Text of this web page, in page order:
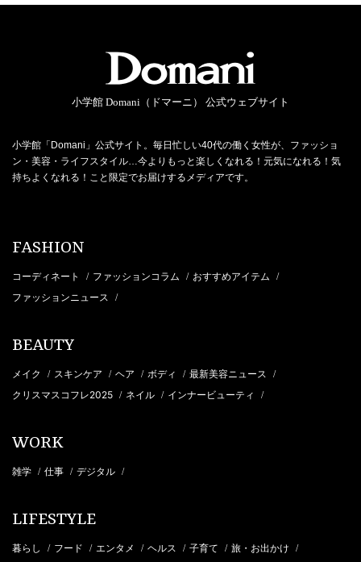
小学館 Domani（ドマーニ） 公式ウェブサイト
小学館「Domani」公式サイト。毎日忙しい40代の働く女性が、ファッショ
ン・美容・ライフスタイル…今よりもっと楽しくなれる！元気になれる！気
持ちよくなれる！こと限定でお届けするメディアです。
FASHION
コーディネート / ファッションコラム / おすすめアイテム /
ファッションニュース /
BEAUTY
メイク / スキンケア / ヘア / ボディ / 最新美容ニュース /
クリスマスコフレ2025 / ネイル / インナービューティ /
WORK
雑学 / 仕事 / デジタル /
LIFESTYLE
暮らし / フード / エンタメ / ヘルス / 子育て / 旅・お出かけ /